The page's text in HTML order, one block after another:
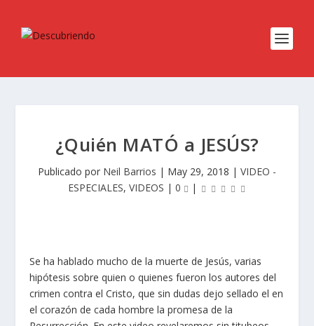
¿Quién MATÓ a JESÚS?
Publicado por Neil Barrios | May 29, 2018 | VIDEO -
ESPECIALES, VIDEOS | 0 |
Se ha hablado mucho de la muerte de Jesús, varias
hipótesis sobre quien o quienes fueron los autores del
crimen contra el Cristo, que sin dudas dejo sellado el en
el corazón de cada hombre la promesa de la